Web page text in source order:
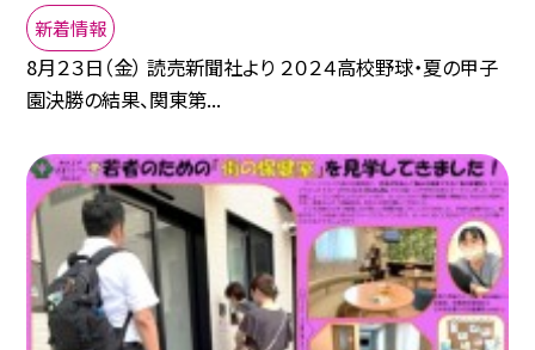
新着情報
8月２３日（金） 読売新聞社より ２０２４高校野球・夏の甲子
園決勝の結果、関東第...